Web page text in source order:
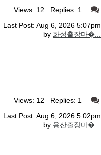
Views: 12 Replies: 1
Last Post: Aug 6, 2026 5:07pm
by 화성출장마�...
Views: 12 Replies: 1
Last Post: Aug 6, 2026 5:02pm
by 용산출장마�...